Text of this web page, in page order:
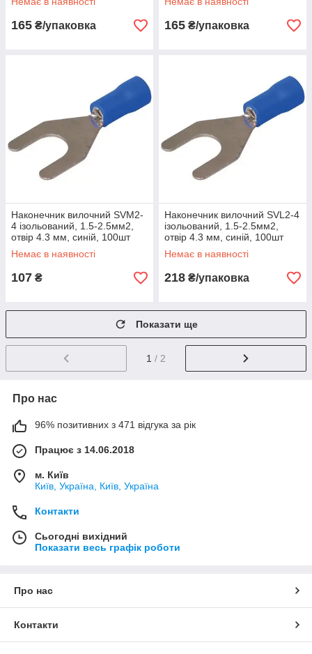
165 ₴/упаковка 165 ₴/упаковка
Наконечник вилочний SVM2-
4 ізольований, 1.5-2.5мм2,
отвір 4.3 мм, синій, 100шт
Немає в наявності
107 ₴
Наконечник вилочний SVL2-4
ізольований, 1.5-2.5мм2,
отвір 4.3 мм, синій, 100шт
Немає в наявності
218 ₴/упаковка
Показати ще
1 / 2
Про нас
96% позитивних з 471 відгука за рік
Працює з 14.06.2018
м. Київ
Київ, Україна, Київ, Україна
Контакти
Сьогодні вихідний
Показати весь графік роботи
Про нас
Контакти